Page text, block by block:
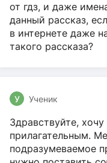
от гдз, и даже
данный рассказ,
в интернете даже
такого рассказа?
У Ученик
Здравствуйте,
прилагательным.
подразумеваемое